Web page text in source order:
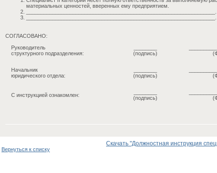
материальных ценностей, вверенных ему предприятием.
СОГЛАСОВАНО:
Руководитель
структурного подразделения:
(подпись)
Начальник
юридического отдела:
(подпись)
С инструкцией ознакомлен:
(подпись)
Вернуться к списку
Скачать "Должностная инструкция